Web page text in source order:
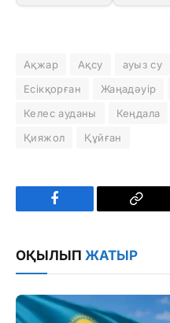
Ақжар Ақсу ауыз су
Есікқорған
Жаңадәуір
Келес ауданы
Кеңдала
Қияжол
Құйған
Facebook
Copy
ОҚЫЛЫП ЖАТЫР